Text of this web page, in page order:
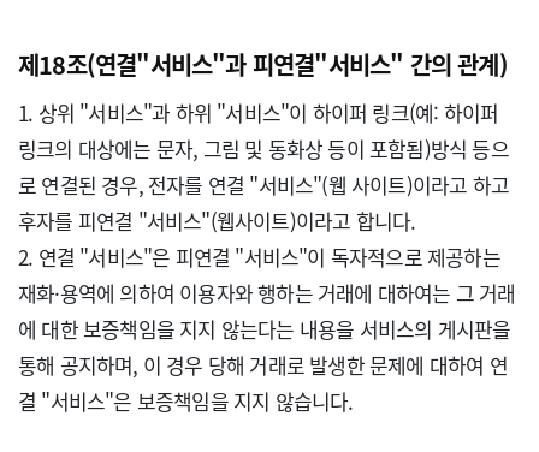
제18조(연결"서비스"과 피연결"서비스" 간의 관계)
1. 상위 "서비스"과 하위 "서비스"이 하이퍼 링크(예: 하이퍼
링크의 대상에는 문자, 그림 및 동화상 등이 포함됨)방식 등으
로 연결된 경우, 전자를 연결 "서비스"(웹 사이트)이라고 하고
후자를 피연결 "서비스"(웹사이트)이라고 합니다.
2. 연결 "서비스"은 피연결 "서비스"이 독자적으로 제공하는
재화·용역에 의하여 이용자와 행하는 거래에 대하여는 그 거래
에 대한 보증책임을 지지 않는다는 내용을 서비스의 게시판을
통해 공지하며, 이 경우 당해 거래로 발생한 문제에 대하여 연
결 "서비스"은 보증책임을 지지 않습니다.